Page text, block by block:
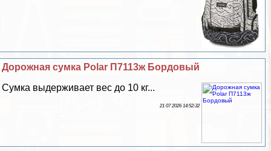
Дорожная сумка Polar П7113ж Бордовый
Сумка выдерживает вес до 10 кг...
21 07 2026 14:52:32